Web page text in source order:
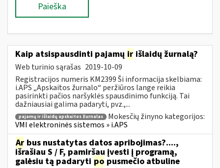
Paieška
Kaip atsispausdinti pajamų ir išlaidų žurnalą?
Web turinio sąrašas 2019-10-09
Registracijos numeris KM2399 Ši informacija skelbiama:
i.APS „Apskaitos žurnalo“ peržiūros lange reikia
pasirinkti pačios naršyklės spausdinimo funkciją. Tai
dažniausiai galima padaryti, pvz.,...
pajamų ir išlaidų apskaitos žurnalas
Mokesčių žinyno kategorijos:
VMI elektroninės sistemos » i.APS
Ar bus nustatytas datos apribojimas?....,
išrašiau S / F, pamiršau įvesti į programą,
galėsiu tą padaryti po pusmečio atbuline